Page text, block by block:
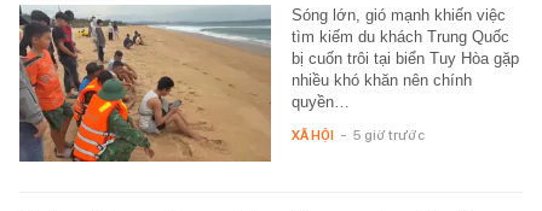
Sóng lớn, gió mạnh khiến việc
tìm kiếm du khách Trung Quốc
bị cuốn trôi tại biển Tuy Hòa gặp
nhiều khó khăn nên chính
quyền…
XÃ HỘI - 5 giờ trước